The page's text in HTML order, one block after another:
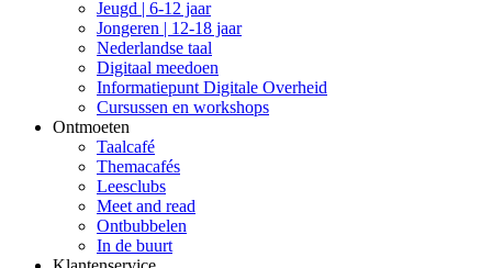
Jeugd | 6-12 jaar
Jongeren | 12-18 jaar
Nederlandse taal
Digitaal meedoen
Informatiepunt Digitale Overheid
Cursussen en workshops
Ontmoeten
Taalcafé
Themacafés
Leesclubs
Meet and read
Ontbubbelen
In de buurt